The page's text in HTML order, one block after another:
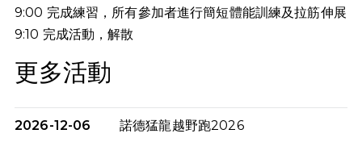
9:00 完成練習，所有參加者進行簡短體能訓練及拉筋伸展
9:10 完成活動，解散
更多活動
2026-12-06 諾德猛龍越野跑2026